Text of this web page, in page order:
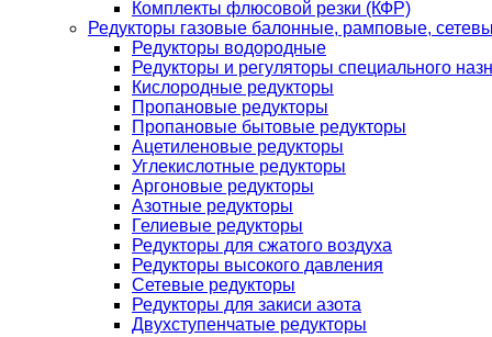
Комплекты флюсовой резки (КФР)
Редукторы газовые балонные, рамповые,
Редукторы водородные
Редукторы и регуляторы специального
Кислородные редукторы
Пропановые редукторы
Пропановые бытовые редукторы
Ацетиленовые редукторы
Углекислотные редукторы
Аргоновые редукторы
Азотные редукторы
Гелиевые редукторы
Редукторы для сжатого воздуха
Редукторы высокого давления
Сетевые редукторы
Редукторы для закиси азота
Двухступенчатые редукторы